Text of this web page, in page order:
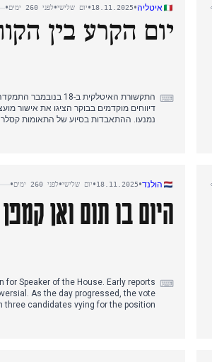
איטליה•
18.11.2025
•יום שלישי•לפני 260 ימים •
יום הקרע בין
⌨
דיווחים מוקדמים בבוקר הציגו את אישור
נמנעו. ההתאבדות בסיוע של התאומות
לקראת הערב, קמפיין הבחירות של ראש
הבינלאומי המשופר של איטליה, גם הוא
אף הוא למחזור החדשות של היום.
הולנד•
18.11.2025
•יום שלישי•לפני 260 ימים •
היום בו תום ואן
⌨
Speaker of the House. Early reports
As the day progressed, the vote
three candidates vying for the position.
van Campen (VVD) ultimately being